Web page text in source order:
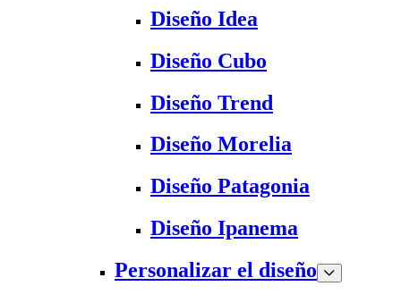
Diseño Idea
Diseño Cubo
Diseño Trend
Diseño Morelia
Diseño Patagonia
Diseño Ipanema
Personalizar el diseño